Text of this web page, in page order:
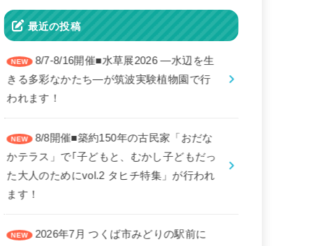
最近の投稿
8/7-8/16開催■水草展2026 ―水辺を生
きる多彩なかたち―が筑波実験植物園で行
われます！
8/8開催■築約150年の古民家「おだな
かテラス」で｢子どもと、むかし子どもだっ
た大人のためにvol.2 タヒチ特集」が行われ
ます！
2026年7月 つくば市みどりの駅前に